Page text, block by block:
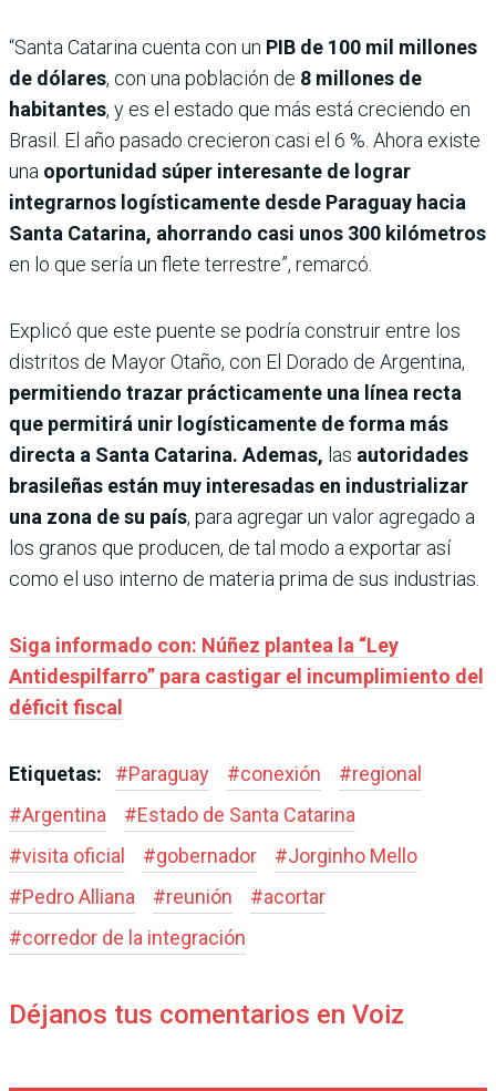
“Santa Catarina cuenta con un PIB de 100 mil millones
de dólares, con una población de 8 millones de
habitantes, y es el estado que más está creciendo en
Brasil. El año pasado crecieron casi el 6 %. Ahora existe
una oportunidad súper interesante de lograr
integrarnos logísticamente desde Paraguay hacia
Santa Catarina, ahorrando casi unos 300 kilómetros
en lo que sería un flete terrestre”, remarcó.
Explicó que este puente se podría construir entre los
distritos de Mayor Otaño, con El Dorado de Argentina,
permitiendo trazar prácticamente una línea recta
que permitirá unir logísticamente de forma más
directa a Santa Catarina. Ademas, las autoridades
brasileñas están muy interesadas en industrializar
una zona de su país, para agregar un valor agregado a
los granos que producen, de tal modo a exportar así
como el uso interno de materia prima de sus industrias.
Siga informado con: Núñez plantea la “Ley
Antidespilfarro” para castigar el incumplimiento del
déficit fiscal
Etiquetas: #Paraguay #conexión #regional
#Argentina #Estado de Santa Catarina
#visita oficial #gobernador #Jorginho Mello
#Pedro Alliana #reunión #acortar
#corredor de la integración
Déjanos tus comentarios en Voiz